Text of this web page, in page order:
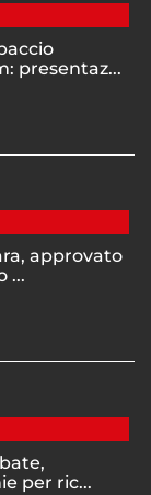
presentaz...
approvato
...
per ric...